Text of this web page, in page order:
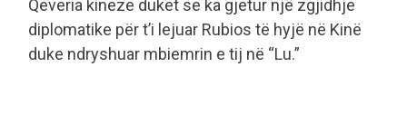
Qeveria kineze duket se ka gjetur një zgjidhje
diplomatike për t’i lejuar Rubios të hyjë në Kinë
duke ndryshuar mbiemrin e tij në “Lu.”